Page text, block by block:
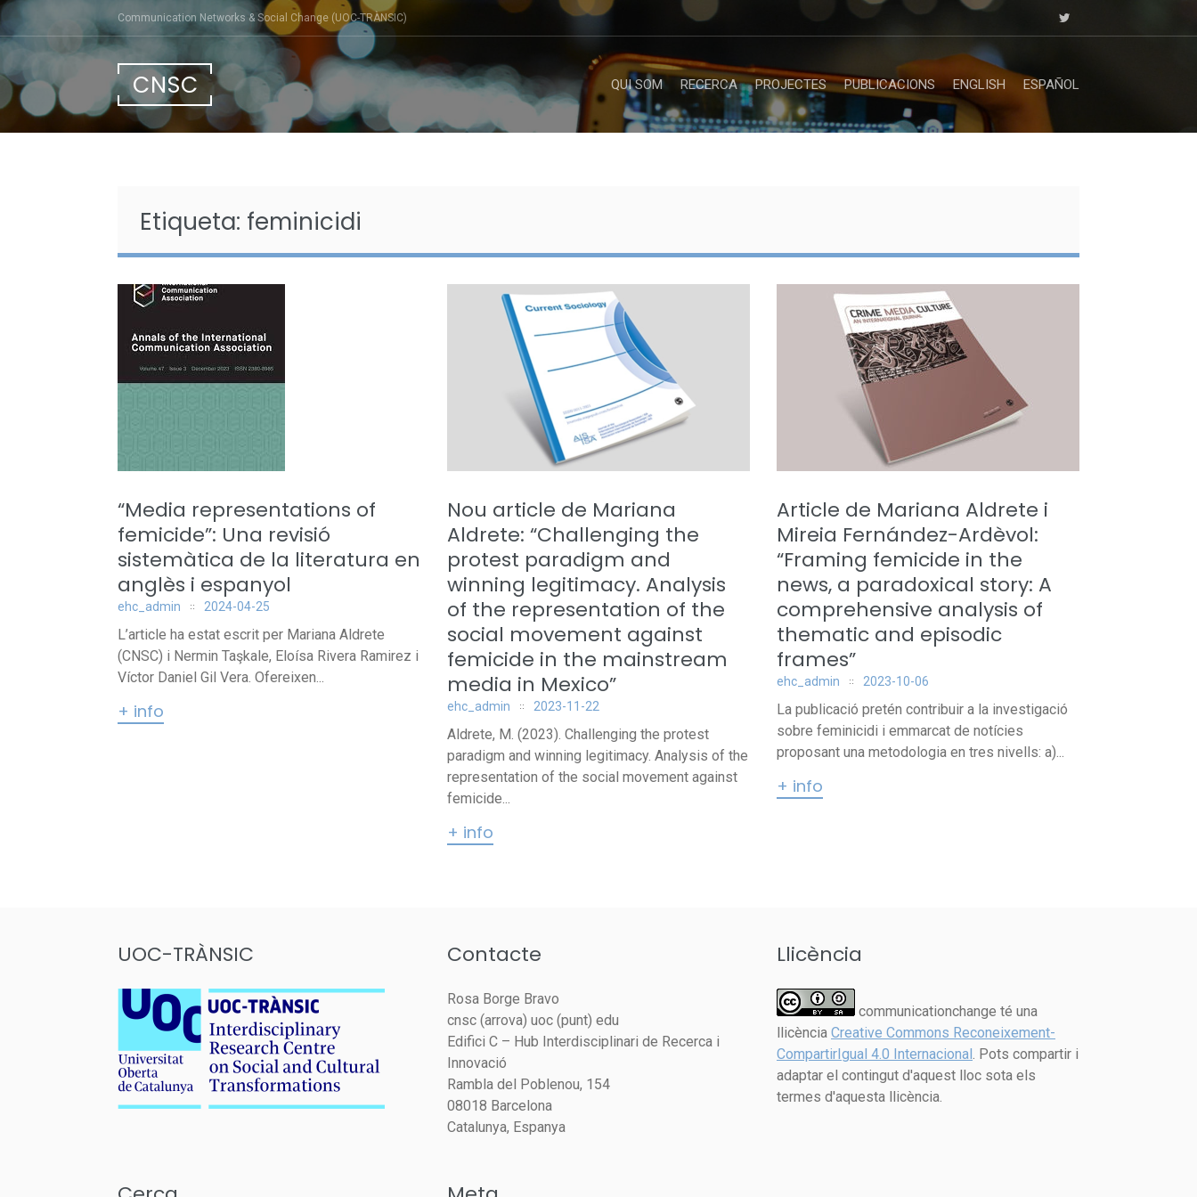
Skip
content
Communication Networks & Social Change (UOC-TRÀNSIC)
CNSC QUI SOM RECERCA PROJECTES PUBLICACIONS ENGLISH ESPAÑOL
Etiqueta: feminicidi
“Media representations of
femicide”: Una revisió
sistemàtica de la literatura en
anglès i espanyol
ehc_admin 2024-04-25
L’article ha estat escrit per Mariana Aldrete
(CNSC) i Nermin Taşkale, Eloísa Rivera Ramirez i
Víctor Daniel Gil Vera. Ofereixen...
+ info
Nou article de Mariana
Aldrete: “Challenging the
protest paradigm and
winning legitimacy. Analysis
of the representation of the
social movement against
femicide in the mainstream
media in Mexico”
ehc_admin 2023-11-22
Aldrete, M. (2023). Challenging the protest
paradigm and winning legitimacy. Analysis of the
representation of the social movement against
femicide...
+ info
Article de Mariana Aldrete i
Mireia Fernández-Ardèvol:
“Framing femicide in the
news, a paradoxical story: A
comprehensive analysis of
thematic and episodic
frames”
ehc_admin 2023-10-06
La publicació pretén contribuir a la investigació
sobre feminicidi i emmarcat de notícies
proposant una metodologia en tres nivells: a)...
+ info
UOC-TRÀNSIC Contacte
Rosa Borge Bravo
cnsc (arrova) uoc (punt) edu
Edifici C – Hub Interdisciplinari de Recerca i
Innovació
Rambla del Poblenou, 154
08018 Barcelona
Catalunya, Espanya
Llicència
communicationchange té una
llicència Creative Commons Reconeixement-
CompartirIgual 4.0 Internacional. Pots compartir i
adaptar el contingut d'aquest lloc sota els
termes d'aquesta llicència.